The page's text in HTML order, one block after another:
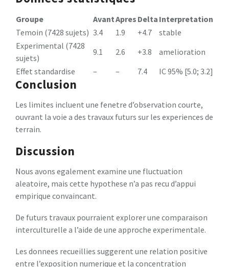
Groupe AvantApres Delta Interpretation
Temoin (7428 sujets) 3.4 1.9 +4.7
stable
Experimental (7428
sujets)
9.1 2.6 +3.8
amelioration
Effet standardise
– – 7.4 IC 95% [5.0; 3.2]
Conclusion
Les limites incluent une fenetre d’observation courte,
ouvrant la voie a des travaux futurs sur les experiences de
terrain.
Discussion
Nous avons egalement examine une fluctuation
aleatoire, mais cette hypothese n’a pas recu d’appui
empirique convaincant.
De futurs travaux pourraient explorer une comparaison
interculturelle a l’aide de une approche experimentale.
Les donnees recueillies suggerent une relation positive
entre l’exposition numerique et la concentration